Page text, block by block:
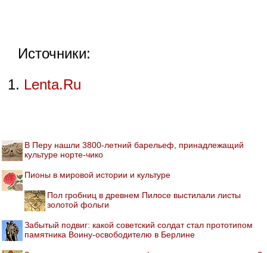
Источники:
Lenta.Ru
В Перу нашли 3800-летний барельеф, принадлежащий
культуре норте-чико
Пионы в мировой истории и культуре
Пол гробниц в древнем Пилосе выстилали листы
золотой фольги
Забытый подвиг: какой советский солдат стал прототипом
памятника Воину-освободителю в Берлине